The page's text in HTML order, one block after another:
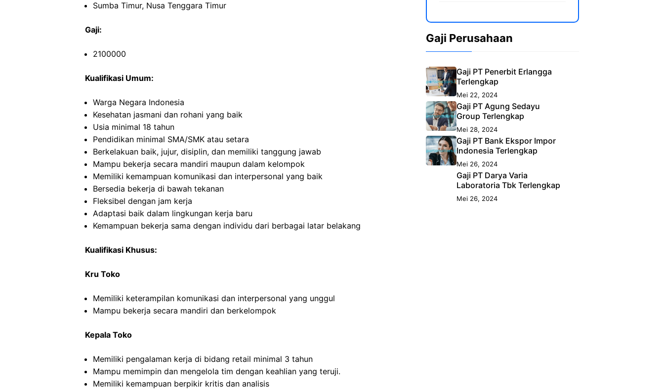
Sumba Timur, Nusa Tenggara Timur
Gaji:
2100000
Kualifikasi Umum:
Warga Negara Indonesia
Kesehatan jasmani dan rohani yang baik
Usia minimal 18 tahun
Pendidikan minimal SMA/SMK atau setara
Berkelakuan baik, jujur, disiplin, dan memiliki tanggung jawab
Mampu bekerja secara mandiri maupun dalam kelompok
Memiliki kemampuan komunikasi dan interpersonal yang baik
Bersedia bekerja di bawah tekanan
Fleksibel dengan jam kerja
Adaptasi baik dalam lingkungan kerja baru
Kemampuan bekerja sama dengan individu dari berbagai latar belakang
Kualifikasi Khusus:
Kru Toko
Memiliki keterampilan komunikasi dan interpersonal yang unggul
Mampu bekerja secara mandiri dan berkelompok
Kepala Toko
Memiliki pengalaman kerja di bidang retail minimal 3 tahun
Mampu memimpin dan mengelola tim dengan keahlian yang teruji.
Memiliki kemampuan berpikir kritis dan analisis
Gaji Perusahaan
Gaji PT Penerbit Erlangga
Terlengkap
Mei 22, 2024
Gaji PT Agung Sedayu
Group Terlengkap
Mei 28, 2024
Gaji PT Bank Ekspor Impor
Indonesia Terlengkap
Mei 26, 2024
Gaji PT Darya Varia
Laboratoria Tbk Terlengkap
Mei 26, 2024